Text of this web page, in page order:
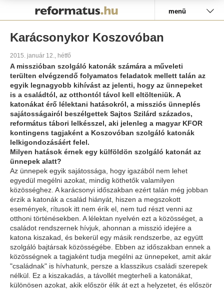
menü
Karácsonykor Koszovóban
2015. január 12., hétfő
A misszióban szolgáló katonák számára a műveleti
terülten elvégzendő folyamatos feladatok mellett talán az
egyik legnagyobb kihívást az jelenti, hogy az ünnepeket
is a családtól, az otthontól távol kell eltölteniük. A
katonákat érő lélektani hatásokról, a missziós ünneplés
sajátosságairól beszélgettek Sajtos Szilárd százados,
református tábori lelkésszel, aki jelenleg a magyar KFOR
kontingens tagjaként a Koszovóban szolgáló katonák
lelkigondozásáért felel.
Milyen hatások érnek egy külföldön szolgáló katonát az
ünnepek alatt?
Az ünnepek egyik sajátossága, hogy igazából nem lehet
egyedül megélni azokat, mindig köthetők valamilyen
közösséghez. A karácsonyi időszakban ezért talán még jobban
érzik a katonák a család hiányát, hiszen a megszokott
események, rítusok itt nem érik el, nem tud részt venni az
otthoni történésekben. A lélektan nyelvén ezt a közösséget, a
családot rendszernek hívjuk, ahonnan a misszió idejére a
katona kiszakad, és bekerül egy másik rendszerbe, az együtt
szolgáló bajtársak közösségébe. Ebben az időszakban ennek a
közösségnek a tagjaként tudja megélni az ünnepeket, amit akár
"családnak" is hívhatunk, persze a klasszikus családi szerepek
nélkül. Ez a kiszakadás, a távollét megterheli a katonákat,
különösen azokat, akik először élik át ezt a helyzetet, és először